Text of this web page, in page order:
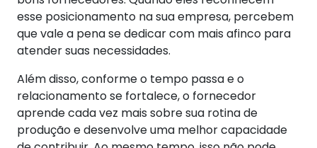
esse posicionamento na sua empresa, percebem
que vale a pena se dedicar com mais afinco para
atender suas necessidades.
Além disso, conforme o tempo passa e o
relacionamento se fortalece, o fornecedor
aprende cada vez mais sobre sua rotina de
produção e desenvolve uma melhor capacidade